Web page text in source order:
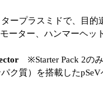
ープラスミドで、目的
ーター、ハンマーヘッ
※Starter Pack 2の
ク質）を搭載した